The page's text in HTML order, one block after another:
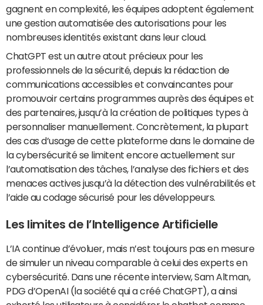
gagnent en complexité, les équipes adoptent également
une gestion automatisée des autorisations pour les
nombreuses identités existant dans leur cloud.
ChatGPT est un autre atout précieux pour les
professionnels de la sécurité, depuis la rédaction de
communications accessibles et convaincantes pour
promouvoir certains programmes auprès des équipes et
des partenaires, jusqu’à la création de politiques types à
personnaliser manuellement. Concrètement, la plupart
des cas d’usage de cette plateforme dans le domaine de
la cybersécurité se limitent encore actuellement sur
l’automatisation des tâches, l’analyse des fichiers et des
menaces actives jusqu’à la détection des vulnérabilités et
l’aide au codage sécurisé pour les développeurs.
Les limites de l’Intelligence Artificielle
L’IA continue d’évoluer, mais n’est toujours pas en mesure
de simuler un niveau comparable à celui des experts en
cybersécurité. Dans une récente interview, Sam Altman,
PDG d’OpenAI (la société qui a créé ChatGPT), a ainsi